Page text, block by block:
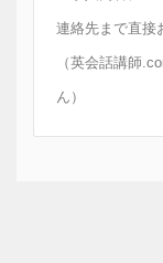
連絡先まで直接
（英会話講師
ん）